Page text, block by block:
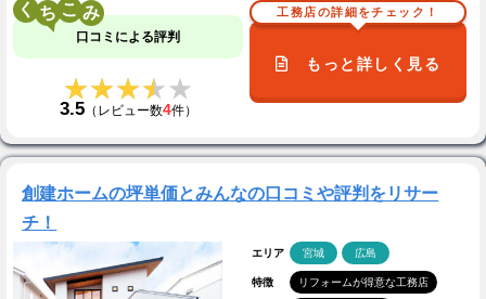
く こ
口コミによる評判
★★★★★
★★★★★
3.5（レビュー数4件）
工務店の詳細をチェック！
もっと詳しく見る
創建ホームの坪単価とみんなの口コミや評判をリサー
チ！
エリア 宮城 広島
特徴 リフォームが得意な工務店